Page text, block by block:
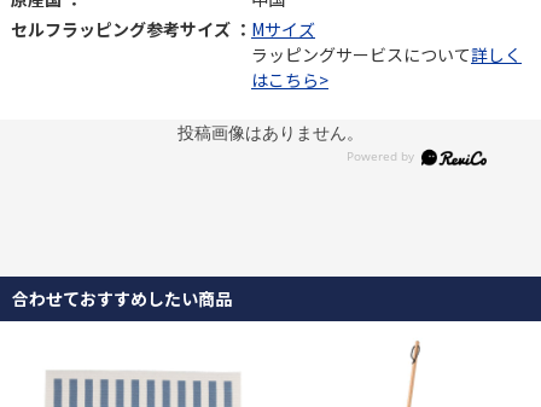
セルフラッピング参考サイズ ： Mサイズ
ラッピングサービスについて詳しく
はこちら>
投稿画像はありません。
合わせておすすめしたい商品